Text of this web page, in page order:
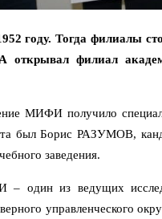
году. Тогда филиалы
открывал филиал
МИФИ получило
был Борис РАЗУМОВ,
заведения.
из ведущих
управленческого